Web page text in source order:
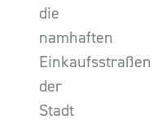
die
namhaften
Einkaufsstraßen
der
Stadt